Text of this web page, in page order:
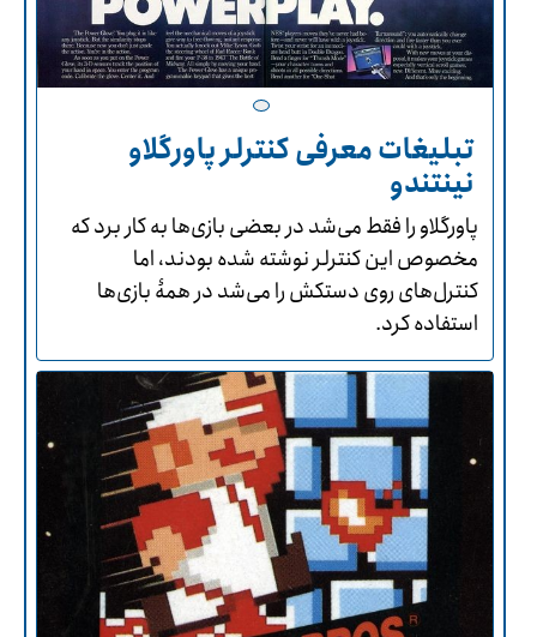
تبلیغات معرفی کنترلر پاورگلاو
نینتندو
پاورگلاو را فقط می‌شد در بعضی بازی‌ها به کار برد که
مخصوص این کنترلر نوشته شده بودند، اما
کنترل‌های روی دستکش را می‌شد در همۀ بازی‌ها
استفاده کرد.